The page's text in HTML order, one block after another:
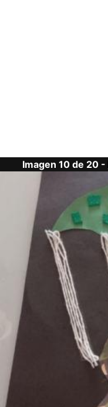
Imagen 10 de 20 -